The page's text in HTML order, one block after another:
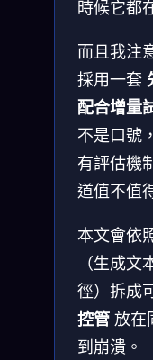
時候它都
而且我注
採用一套
配合增量
不是口號
有評估機
道值不值
本文會依
（生成
徑）拆成
控管 放在
到崩潰。